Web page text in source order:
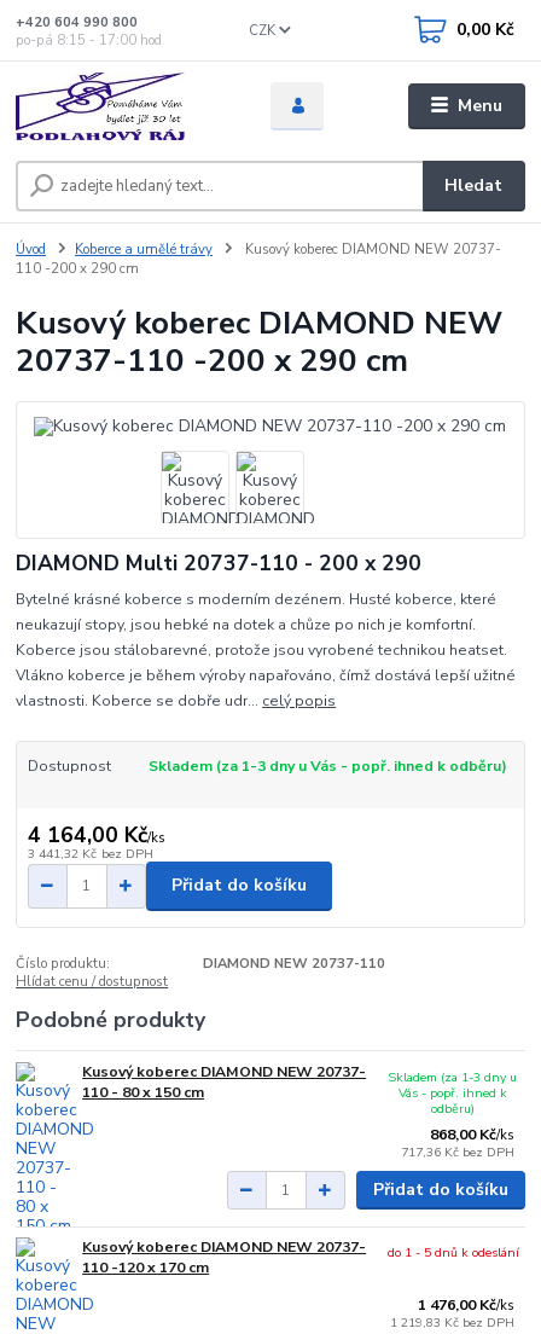
Menu
CZK
Hledat
+420 604 990 800
po-pá 8:15 - 17:00 hod
0,00 Kč
Úvod Koberce a umělé trávy
Kusový koberec DIAMOND NEW 20737-
110 -200 x 290 cm
Kusový koberec DIAMOND NEW
20737-110 -200 x 290 cm
DIAMOND Multi 20737-110 - 200 x 290
Bytelné krásné koberce s moderním dezénem. Husté koberce, které
neukazují stopy, jsou hebké na dotek a chůze po nich je komfortní.
Koberce jsou stálobarevné, protože jsou vyrobené technikou heatset.
Vlákno koberce je během výroby napařováno, čímž dostává lepší užitné
vlastnosti. Koberce se dobře udr... celý popis
Dostupnost Skladem (za 1-3 dny u Vás - popř. ihned k odběru)
4 164,00 Kč/ks
3 441,32 Kč bez DPH
Přidat do košíku
Číslo produktu:
DIAMOND NEW 20737-110
Hlídat cenu / dostupnost
Podobné produkty
Kusový koberec DIAMOND NEW 20737-
110 - 80 x 150 cm
868,00 Kč/ks
717,36 Kč bez DPH
Skladem (za 1-3 dny u
Vás - popř. ihned k
odběru)
Přidat do košíku
Kusový koberec DIAMOND NEW 20737-
110 -120 x 170 cm
1 476,00 Kč/ks
1 219,83 Kč bez DPH
do 1 - 5 dnů k odeslání